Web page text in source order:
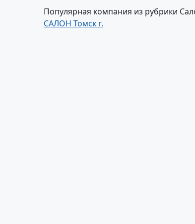
Популярная компания из рубрики
САЛОН Томск г.